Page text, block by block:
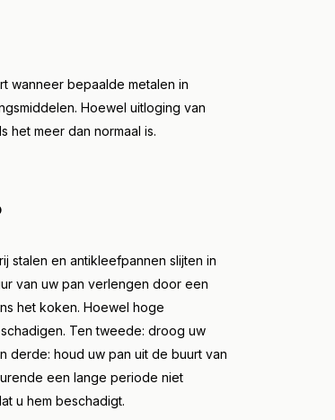
wanneer bepaalde metalen in
Hoewel uitloging van
het meer dan normaal is.
stalen en antikleefpannen slijten in
van uw pan verlengen door een
het koken. Hoewel hoge
Ten tweede: droog uw
derde: houd uw pan uit de buurt van
een lange periode niet
u hem beschadigt.